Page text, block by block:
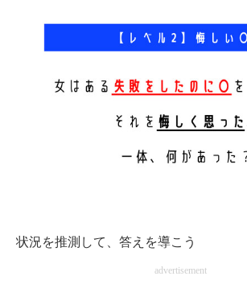
スマホと通信の最新トレンド
進化するPCとデバイスの未来
好きが集まる 比べて選べる
ビジネスと働き方のヒント
状況を推測して、答えを導こう
advertisement